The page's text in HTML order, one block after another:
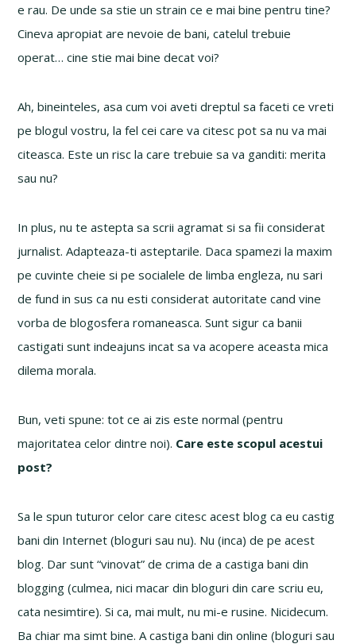
e rau. De unde sa stie un strain ce e mai bine pentru tine?
Cineva apropiat are nevoie de bani, catelul trebuie
operat… cine stie mai bine decat voi?
Ah, bineinteles, asa cum voi aveti dreptul sa faceti ce vreti
pe blogul vostru, la fel cei care va citesc pot sa nu va mai
citeasca. Este un risc la care trebuie sa va ganditi: merita
sau nu?
In plus, nu te astepta sa scrii agramat si sa fii considerat
jurnalist. Adapteaza-ti asteptarile. Daca spamezi la maxim
pe cuvinte cheie si pe socialele de limba engleza, nu sari
de fund in sus ca nu esti considerat autoritate cand vine
vorba de blogosfera romaneasca. Sunt sigur ca banii
castigati sunt indeajuns incat sa va acopere aceasta mica
dilema morala.
Bun, veti spune: tot ce ai zis este normal (pentru
majoritatea celor dintre noi). Care este scopul acestui
post?
Sa le spun tuturor celor care citesc acest blog ca eu castig
bani din Internet (bloguri sau nu). Nu (inca) de pe acest
blog. Dar sunt “vinovat” de crima de a castiga bani din
blogging (culmea, nici macar din bloguri din care scriu eu,
cata nesimtire). Si ca, mai mult, nu mi-e rusine. Nicidecum.
Ba chiar ma simt bine. A castiga bani din online (bloguri sau